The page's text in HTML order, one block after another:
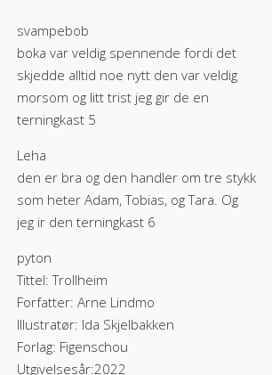
svampebob
boka var veldig spennende fordi det
skjedde alltid noe nytt den var veldig
morsom og litt trist jeg gir de en
terningkast 5
Leha
den er bra og den handler om tre stykk
som heter Adam, Tobias, og Tara. Og
jeg ir den terningkast 6
pyton
Tittel: Trollheim
Forfatter: Arne Lindmo
Illustratør: Ida Skjelbakken
Forlag: Figenschou
Utgivelsesår:2022